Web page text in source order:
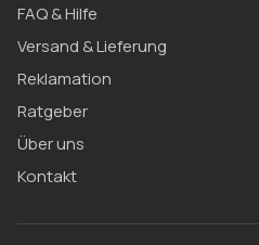
FAQ & Hilfe
Versand & Lieferung
Reklamation
Ratgeber
Über uns
Kontakt